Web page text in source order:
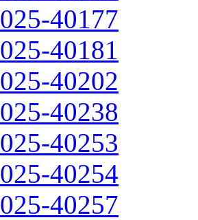
40177
40181
40202
40238
40253
40254
40257